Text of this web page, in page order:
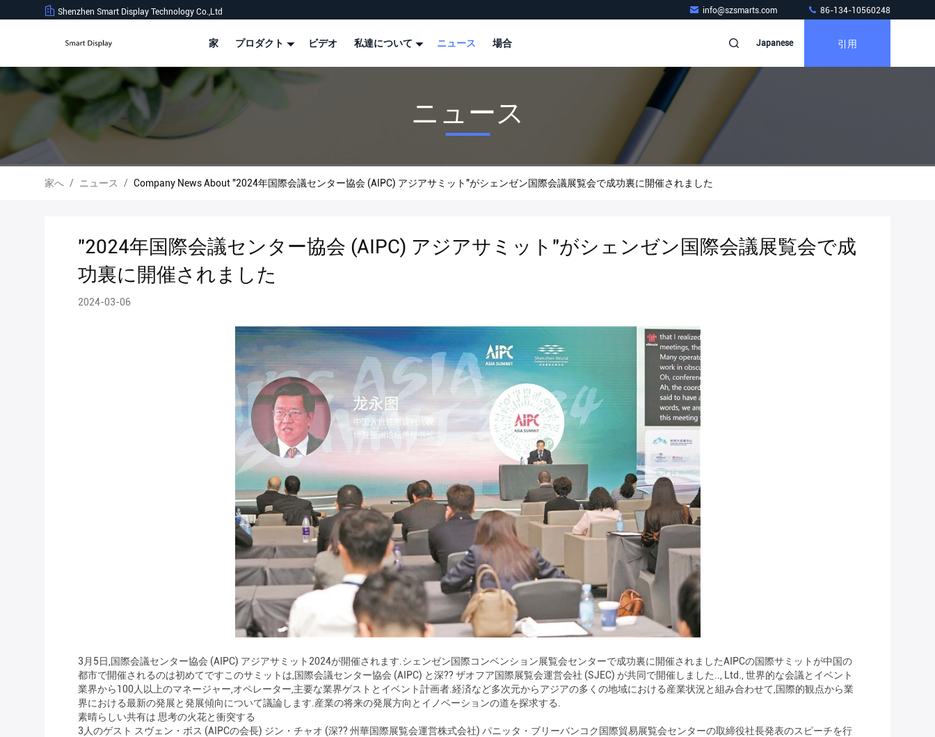
Shenzhen Smart Display Technology Co.,Ltd info@szsmarts.com 86-134-10560248
家 プロダクト ビデオ 私達について ニュース 場合 Japanese 引用
ニュース
家へ / ニュース / Company News About "2024年国際会議センター協会 (AIPC) アジアサミット"がシェンゼン国際会議展覧会で成功裏に開催されました
"2024年国際会議センター協会 (AIPC) アジアサミット"がシェンゼン国際会議展覧会で成
功裏に開催されました
2024-03-06
3月5日,国際会議センター協会 (AIPC) アジアサミット2024が開催されます.シェンゼン国際コンベンション展覧会センターで成功裏に開催されましたAIPCの国際サミットが中国の
都市で開催されるのは初めてですこのサミットは,国際会議センター協会 (AIPC) と深?? ザオフア国際展覧会運営会社 (SJEC) が共同で開催しました.., Ltd., 世界的な会議とイベント
業界から100人以上のマネージャー,オペレーター,主要な業界ゲストとイベント計画者.経済など多次元からアジアの多くの地域における産業状況と組み合わせて,国際的観点から業
界における最新の発展と発展傾向について議論します.産業の将来の発展方向とイノベーションの道を探求する.
素晴らしい共有は 思考の火花と衝突する
3人のゲスト スヴェン・ボス (AIPCの会長) ジン・チャオ (深?? 州華国際展覧会運営株式会社) パニッタ・ブリーバンコク国際貿易展覧会センターの取締役社長発表のスピーチを行